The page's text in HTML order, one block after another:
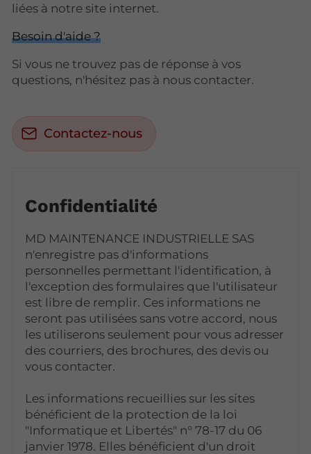
liées à notre site internet.
Besoin d'aide ?
Si vous ne trouvez pas de réponse à vos
questions, n'hésitez pas à nous contacter.
Contactez-nous
Confidentialité
MD MAINTENANCE INDUSTRIELLE SAS
n'enregistre pas d'informations
personnelles permettant l'identification, à
l'exception des formulaires que l'utilisateur
est libre de remplir. Ces informations ne
seront pas utilisées sans votre accord, nous
les utiliserons seulement pour vous adresser
des courriers, des brochures, des devis ou
vous contacter.
Les informations recueillies sur les sites
bénéficient de la protection de la loi
"Informatique et Libertés" n° 78-17 du 06
janvier 1978. Elles bénéficient d'un droit